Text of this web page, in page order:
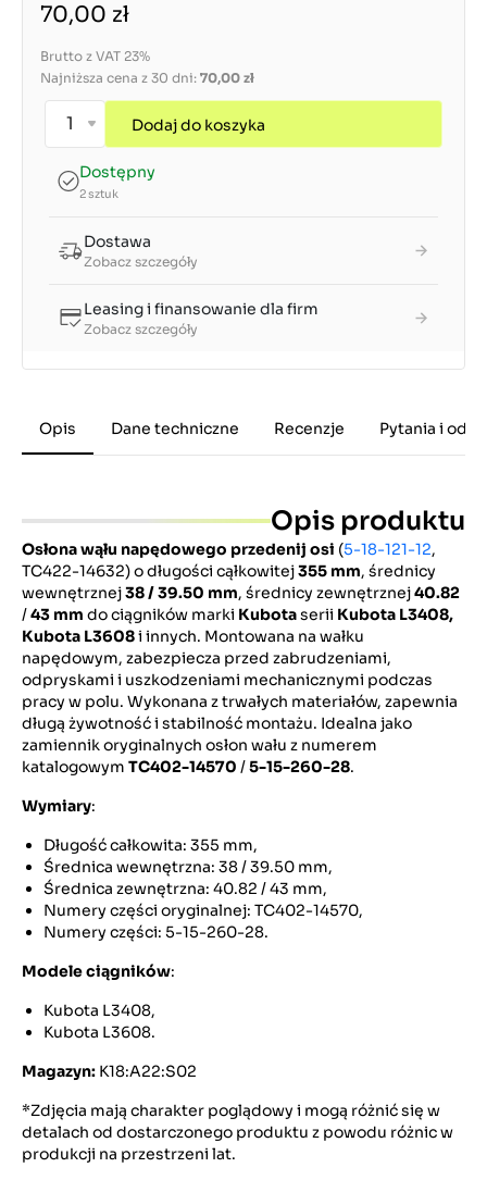
70,00 zł
Brutto z VAT 23%
Najniższa cena z 30 dni: 70,00 zł
Dodaj do koszyka
Dostępny
2 sztuk
Dostawa
Zobacz szczegóły
Leasing i finansowanie dla firm
Zobacz szczegóły
Opis Dane techniczne Recenzje Pytania i
Opis produktu
Osłona wąłu napędowego przedenij osi (5-18-121-12,
TC422-14632) o długości cąłkowitej355 mm, średnicy
wewnętrznej38 / 39.50 mm, średnicy zewnętrznej40.82
/43 mm do ciągników marki Kubotaserii Kubota L3408,
Kubota L3608i innych. Montowana na wałku
napędowym, zabezpiecza przed zabrudzeniami,
odpryskami i uszkodzeniami mechanicznymi podczas
pracy w polu. Wykonana z trwałych materiałów, zapewnia
długą żywotność i stabilność montażu. Idealna jako
zamiennik oryginalnych osłon wału z numerem
katalogowym TC402-14570 /5-15-260-28.
Wymiary:
Długość całkowita: 355 mm,
Średnica wewnętrzna: 38 / 39.50 mm,
Średnica zewnętrzna: 40.82 / 43 mm,
Numery części oryginalnej: TC402-14570,
Numery części: 5-15-260-28.
Modele ciągników:
Kubota L3408,
Kubota L3608.
Magazyn: K18:A22:S02
*Zdjęcia mają charakter poglądowy i mogą różnić się w
detalach od dostarczonego produktu z powodu różnic w
produkcji na przestrzeni lat.